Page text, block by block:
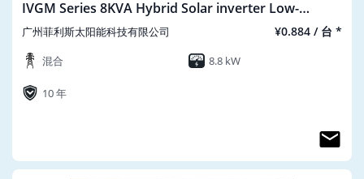
IVGM Series 8KVA Hybrid Solar inverter Low-
voltage Split Phase
广州菲利斯太阳能科技有限公司 ¥0.884 / 台 *
混合 8.8 kW
10 年